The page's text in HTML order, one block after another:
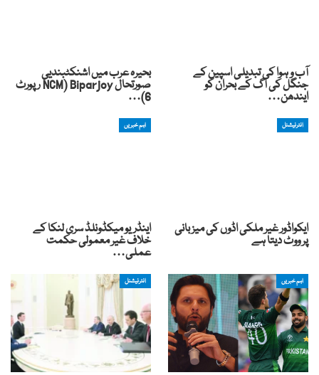
آب و ہوا کی تبدیلی اسپین کے
جنگل کی آگ کے بحران کو
ایندھن…
بحیرہ عرب میں اشنکٹبندیی
صورتحال Biparjoy (NCM رپورٹ
6)…
انٹرنیشنل
ایکواڈور غیر ملکی اڈوں کی میزبانی
پر ووٹ دیتا ہے
اہم خبریں
اینڈریو میکڈونلڈ سری لنکا کے
خلاف غیر معمولی حکمت
عملی…
اہم خبریں انٹرنیشنل